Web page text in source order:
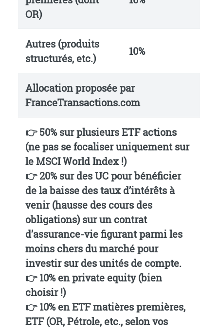
OR)
Autres (produits
structurés, etc.)
10%
Allocation proposée par
FranceTransactions.com
👉 50% sur plusieurs ETF actions
(ne pas se focaliser uniquement sur
le MSCI World Index !)
👉 20% sur des UC pour bénéficier
de la baisse des taux d’intérêts à
venir (hausse des cours des
obligations) sur uncontrat
d’assurance-vie figurant parmi les
moins chers du marché pour
investir sur des unités de compte.
👉 10% en private equity (bien
choisir !)
👉 10% en ETF matières premières,
ETF (OR, Pétrole, etc., selon vos